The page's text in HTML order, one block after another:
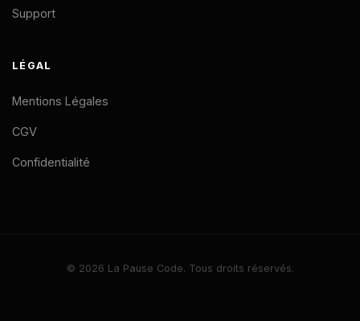
Support
LÉGAL
Mentions Légales
CGV
Confidentialité
© 2026 La Pause Code. Tous droits réservés.